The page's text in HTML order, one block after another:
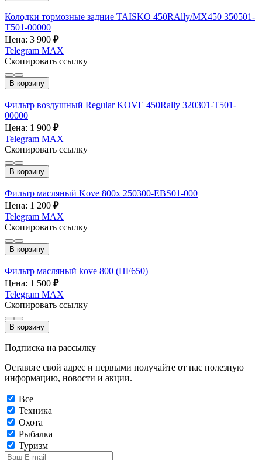
Колодки тормозные задние TAISKO 450RAlly/MX450 350501-
T501-00000
Цена: 3 900 ₽
Telegram MAX
Скопировать ссылку
В корзину
Фильтр воздушный Regular KOVE 450Rally 320301-T501-
00000
Цена: 1 900 ₽
Telegram MAX
Скопировать ссылку
В корзину
Фильтр масляный Kove 800x 250300-EBS01-000
Цена: 1 200 ₽
Telegram MAX
Скопировать ссылку
В корзину
Фильтр масляный kove 800 (HF650)
Цена: 1 500 ₽
Telegram MAX
Скопировать ссылку
В корзину
Подписка на рассылку
Оставьте свой адрес и первыми получайте от нас полезную
информацию, новости и акции.
Все
Техника
Охота
Рыбалка
Туризм